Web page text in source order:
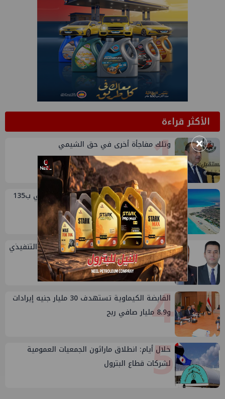
الأكثر قراءة1
وتلك مفاجأة أخرى في حق الشيمي
2
صفقة إماراتية جديدة في الساحل الشمالي ب135
مليار جنيه لتطوير الجفيرة
3
تعيين أحمد شتا ووليد أنور نائبين للرئيس التنفيذي
للهيئة
4
القابضة الكيماوية تستهدف 30 مليار جنيه إيرادات
و8.9 مليار صافي ربح
5
خلال أيام: انطلاق ماراثون الجمعيات العمومية
لشركات قطاع البترول
×